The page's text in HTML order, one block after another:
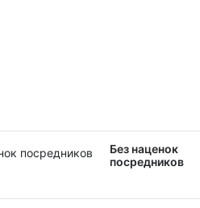
Без наценок
посредников